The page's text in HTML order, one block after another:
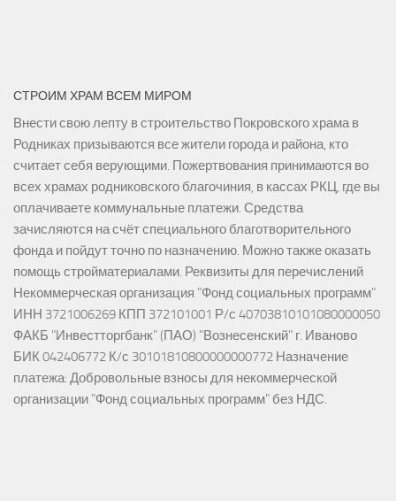
СТРОИМ ХРАМ ВСЕМ МИРОМ
Внести свою лепту в строительство Покровского храма в
Родниках призываются все жители города и района, кто
считает себя верующими. Пожертвования принимаются во
всех храмах родниковского благочиния, в кассах РКЦ, где вы
оплачиваете коммунальные платежи. Средства
зачисляются на счёт специального благотворительного
фонда и пойдут точно по назначению. Можно также оказать
помощь стройматериалами. Реквизиты для перечислений
Некоммерческая организация "Фонд социальных программ"
ИНН 3721006269 КПП 372101001 Р/с 40703810101080000050
ФАКБ "Инвестторгбанк" (ПАО) "Вознесенский" г. Иваново
БИК 042406772 К/с 30101810800000000772 Назначение
платежа: Добровольные взносы для некоммерческой
организации "Фонд социальных программ" без НДС.